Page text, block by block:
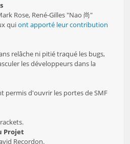
Rose, René-Gilles "Nao 尚"
quiont apporté leur contribution
relâche ni pitié traqué les bugs,
les développeurs dans la
permis d'ouvrir les portes de SMF
Projet
Recordon.